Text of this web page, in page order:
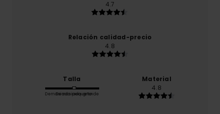
4.7
Relación calidad-precio
4.8
Talla
Demasiado pequeño
Demasiado grande
Material
4.8